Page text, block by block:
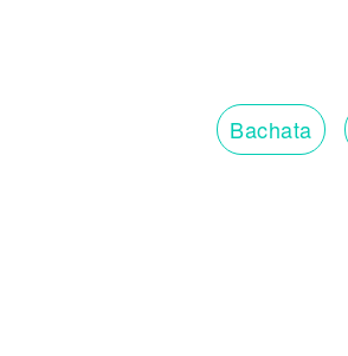
Bachata